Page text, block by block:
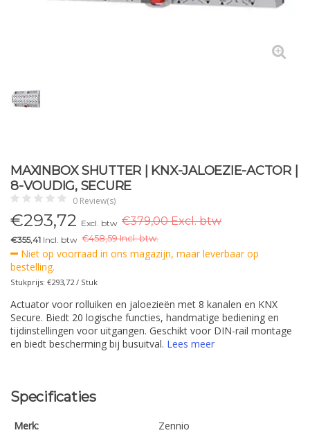
MAXINBOX SHUTTER | KNX-JALOEZIE-ACTOR |
8-VOUDIG, SECURE
0 Review(s)
€293,72 Excl. btw €379,00 Excl. btw
€355,41 Incl. btw €458,59 Incl. btw.
Niet op voorraad in ons magazijn, maar leverbaar op
bestelling.
Stukprijs: €293,72 / Stuk
Actuator voor rolluiken en jaloezieën met 8 kanalen en KNX
Secure. Biedt 20 logische functies, handmatige bediening en
tijdinstellingen voor uitgangen. Geschikt voor DIN-rail montage
en biedt bescherming bij busuitval. Lees meer
Specificaties
Merk:
Zennio